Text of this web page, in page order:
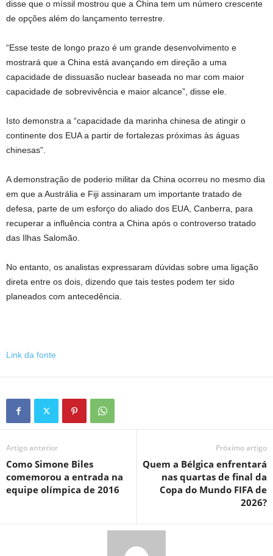
disse que o míssil mostrou que a China tem um número crescente
de opções além do lançamento terrestre.
“Esse teste de longo prazo é um grande desenvolvimento e
mostrará que a China está avançando em direção a uma
capacidade de dissuasão nuclear baseada no mar com maior
capacidade de sobrevivência e maior alcance”, disse ele.
Isto demonstra a “capacidade da marinha chinesa de atingir o
continente dos EUA a partir de fortalezas próximas às águas
chinesas”.
A demonstração de poderio militar da China ocorreu no mesmo dia
em que a Austrália e Fiji assinaram um importante tratado de
defesa, parte de um esforço do aliado dos EUA, Canberra, para
recuperar a influência contra a China após o controverso tratado
das Ilhas Salomão.
No entanto, os analistas expressaram dúvidas sobre uma ligação
direta entre os dois, dizendo que tais testes podem ter sido
planeados com antecedência.
Link da fonte
Artigo anterior
Como Simone Biles
comemorou a entrada na
equipe olímpica de 2016
Próximo artigo
Quem a Bélgica enfrentará
nas quartas de final da
Copa do Mundo FIFA de
2026?